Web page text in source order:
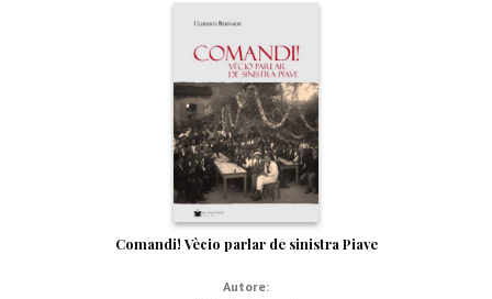
Comandi! Vècio parlar de sinistra Piave
Autore: